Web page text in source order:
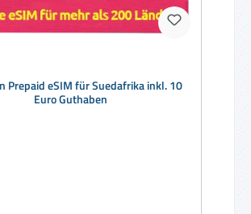
Prepaid eSIM für Suedafrika inkl. 10
Euro Guthaben